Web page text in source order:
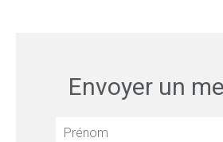
Envoyer un